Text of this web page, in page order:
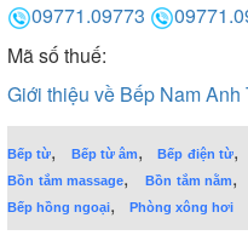
09771.09773
Mã số thuế:
Giới thiệu về Bếp Nam
Bếp từ, Bếp từ âm,Bếp điện từ
Bồn tắm massage,Bồn tắm nằm
Bếp hồng ngoại, Phòng xông hơi